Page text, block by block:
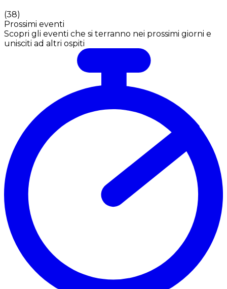
(38)
Prossimi eventi
Scopri gli eventi che si terranno nei prossimi giorni e
unisciti ad altri ospiti